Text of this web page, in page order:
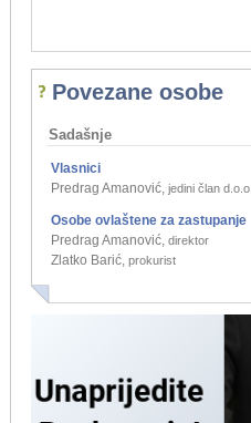
Povezane osobe
Sadašnje
Vlasnici
Predrag Amanović, jedini član d.o.o.
Osobe ovlaštene za zastupanje
Predrag Amanović, direktor
Zlatko Barić, prokurist